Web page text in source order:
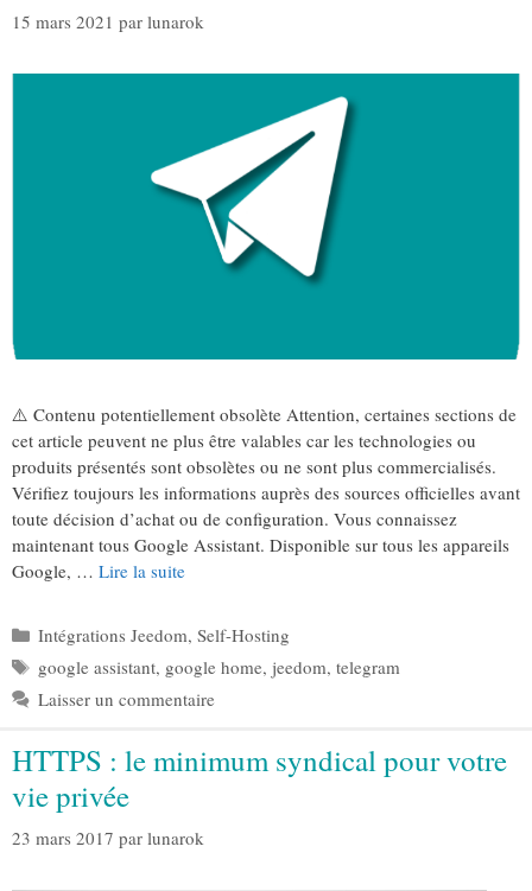
15 mars 2021 par lunarok
⚠️ Contenu potentiellement obsolète Attention, certaines sections de
cet article peuvent ne plus être valables car les technologies ou
produits présentés sont obsolètes ou ne sont plus commercialisés.
Vérifiez toujours les informations auprès des sources officielles avant
toute décision d’achat ou de configuration. Vous connaissez
maintenant tous Google Assistant. Disponible sur tous les appareils
Google, … Lire la suite
Catégories
Intégrations Jeedom, Self-Hosting
Étiquettes
google assistant, google home, jeedom, telegram
Laisser un commentaire
HTTPS : le minimum syndical pour votre
vie privée
23 mars 2017 par lunarok